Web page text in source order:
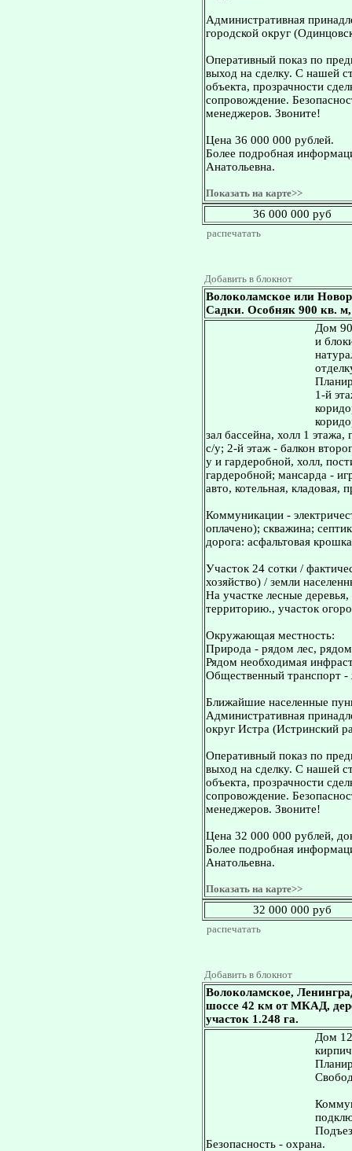
Административная
городской округ
Оперативный показ по
выход на сделку. С нашей
объекта, прозрачности
сопровождение.
менеджеров. Звоните!
Цена 36 000 000 рублей.
Более подробная
Анатольевна.
Показать на карте>>
36 000 000 руб
распечатать
Добавить в блокнот
Волоколамское или
Садки. Особняк 900 кв. м,
Дом
и
1-й
зал бассейна, холл 1 этажа,
с/у; 2-й этаж - балкон
у и гардеробной, холл,
гардеробной; мансарда -
авто, котельная, кладовая,
Коммуникации -
оплачено); скважина;
дорога: асфальтовая
Участок 24 сотки /
хозяйство) / земли
На участке лесные
территорию., участок
Окружающая местность:
Природа - рядом лес,
Рядом необходимая
Общественный транспорт -
Ближайшие населенные
Административная
округ Истра (Истринский
Оперативный показ по
выход на сделку. С нашей
объекта, прозрачности
сопровождение.
менеджеров. Звоните!
Цена 32 000 000 рублей,
Более подробная
Анатольевна.
Показать на карте>>
32 000 000 руб
распечатать
Добавить в блокнот
Волоколамское,
шоссе 42 км от МКАД,
участок 1.248 га.
Дом
Безопасность - охрана.